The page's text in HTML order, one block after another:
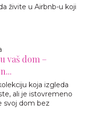
živite u Airbnb-u koji
vaš dom –
koja izgleda
ali je istovremeno
svoj dom bez